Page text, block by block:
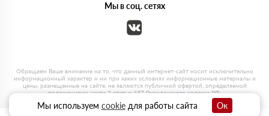
Мы в соц. сетях
Мы используем cookieдля работы сайта Ок